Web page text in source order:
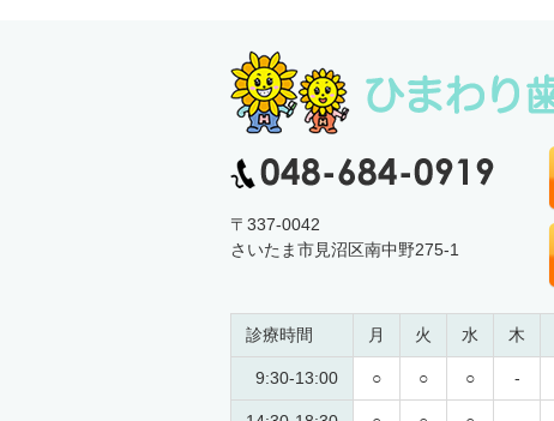
〒337-0042
さいたま市見沼区南中野275-1
診療時間 月 火 水 木
9:30-13:00 ○ ○ ○ -